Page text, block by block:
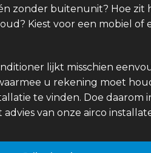
zonder buitenunit? Hoe zit
Kiest voor een mobiel of
lijkt misschien
u rekening moet
te vinden. Doe daarom
van onze airco